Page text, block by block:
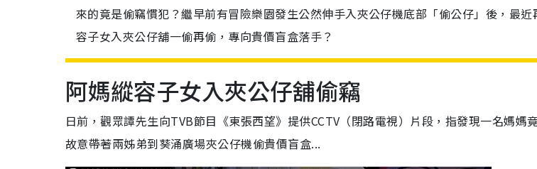
來的竟是偷竊慣犯？繼早前有冒險樂園發生公然伸手入夾公仔機底部「偷公仔」後，最
容子女入夾公仔舖一偷再偷，專向貴價盲盒落手？
阿媽縱容子女入夾公仔舖偷竊
日前，觀眾譚先生向TVB節目《東張西望》提供CCTV（閉路電視）片段，指發現一名媽媽
故意帶著兩姊弟到葵涌廣場夾公仔機偷貴價盲盒...